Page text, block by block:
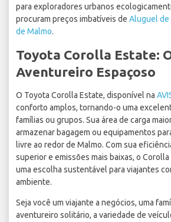
para exploradores urbanos
procuram preços imbatíveis de Aluguel de
de Malmo.
Toyota Corolla Estate:
Aventureiro Espaçoso
O Toyota Corolla Estate, disponível na
conforto amplos, tornando-o uma
famílias ou grupos. Sua área de carga
armazenar bagagem ou equipamentos
livre ao redor de Malmo. Com sua
superior e emissões mais baixas, o
uma escolha sustentável para viajantes
ambiente.
Seja você um viajante a negócios, uma
aventureiro solitário, a variedade de